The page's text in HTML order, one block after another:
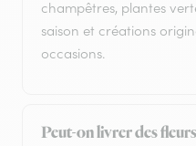
champêtres, plantes
saison et créations
occasions.
Peut-on livrer des